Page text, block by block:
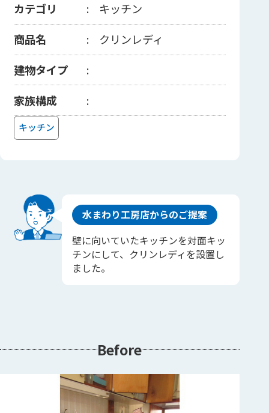
カテゴリ
キッチン
商品名
クリンレディ
建物タイプ
家族構成
キッチン
水まわり工房店からのご提案
壁に向いていたキッチンを対面キッ
チンにして、クリンレディを設置し
ました。
Before